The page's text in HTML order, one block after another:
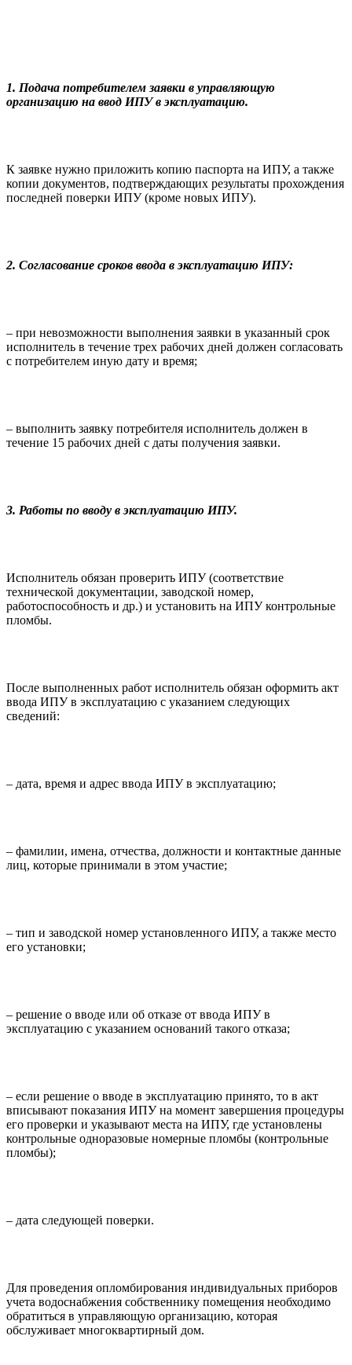
1. Подача потребителем заявки в управляющую
организацию на ввод ИПУ в эксплуатацию.
К заявке нужно приложить копию паспорта на ИПУ, а также
копии документов, подтверждающих результаты прохождения
последней поверки ИПУ (кроме новых ИПУ).
2. Согласование сроков ввода в эксплуатацию ИПУ:
– при невозможности выполнения заявки в указанный срок
исполнитель в течение трех рабочих дней должен согласовать
с потребителем иную дату и время;
– выполнить заявку потребителя исполнитель должен в
течение 15 рабочих дней с даты получения заявки.
3. Работы по вводу в эксплуатацию ИПУ.
Исполнитель обязан проверить ИПУ (соответствие
технической документации, заводской номер,
работоспособность и др.) и установить на ИПУ контрольные
пломбы.
После выполненных работ исполнитель обязан оформить акт
ввода ИПУ в эксплуатацию с указанием следующих
сведений:
– дата, время и адрес ввода ИПУ в эксплуатацию;
– фамилии, имена, отчества, должности и контактные данные
лиц, которые принимали в этом участие;
– тип и заводской номер установленного ИПУ, а также место
его установки;
– решение о вводе или об отказе от ввода ИПУ в
эксплуатацию с указанием оснований такого отказа;
– если решение о вводе в эксплуатацию принято, то в акт
вписывают показания ИПУ на момент завершения процедуры
его проверки и указывают места на ИПУ, где установлены
контрольные одноразовые номерные пломбы (контрольные
пломбы);
– дата следующей поверки.
Для проведения опломбирования индивидуальных приборов
учета водоснабжения собственнику помещения необходимо
обратиться в управляющую организацию, которая
обслуживает многоквартирный дом.